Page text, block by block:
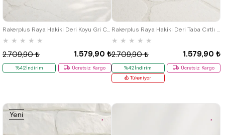
Rakerplus Raya Hakiki Deri Koyu Gri Cırtlı Erkek Bebek Bot
★ ★ ★ ★ ★
1.579,90 ₺
2.709,90 ₺
%42İndirim Ücretsiz Kargo
Rakerplus Raya Hakiki Deri Taba Cırtlı Erkek Bebek Bot
★ ★ ★ ★ ★
1.579,90 ₺
2.709,90 ₺
%42İndirim Ücretsiz Kargo
Tükeniyor
19
Yeni